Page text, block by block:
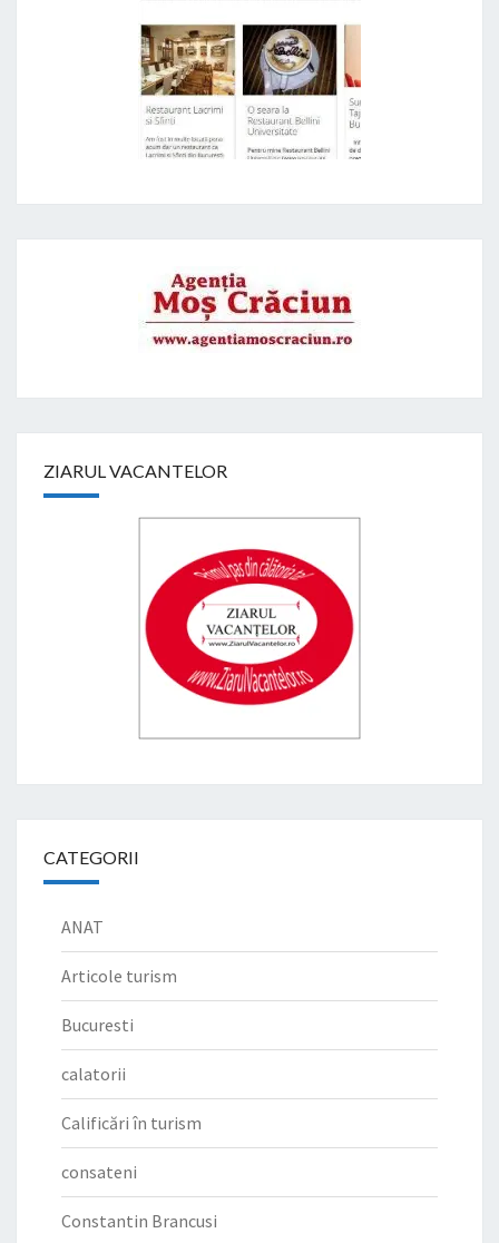
ZIARUL VACANTELOR
CATEGORII
ANAT
Articole turism
Bucuresti
calatorii
Calificări în turism
consateni
Constantin Brancusi